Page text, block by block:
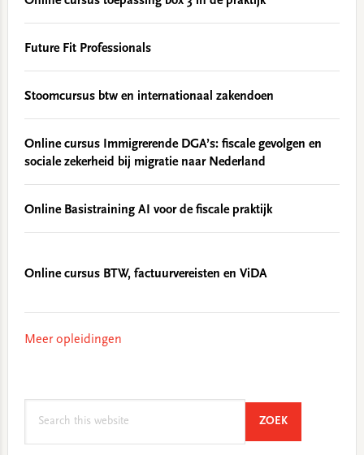
Future Fit Professionals
Stoomcursus btw en internationaal zakendoen
Online cursus Immigrerende DGA’s: fiscale gevolgen en
sociale zekerheid bij migratie naar Nederland
Online Basistraining AI voor de fiscale praktijk
Online cursus BTW, factuurvereisten en ViDA
Meer opleidingen
ZOEKSEARCH